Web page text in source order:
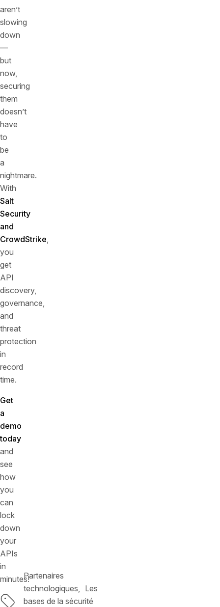
aren’t
slowing
down
—
but
now,
securing
them
doesn’t
have
to
be
a
nightmare.
With
Salt
Security
and
CrowdStrike,
you
get
API
discovery,
governance,
and
threat
protection
in
record
time.
Get
a
demo
today
and
see
how
you
can
lock
down
your
APIs
in
minutes!
Tags
Partenaires
technologiques
Les
bases de la sécurité